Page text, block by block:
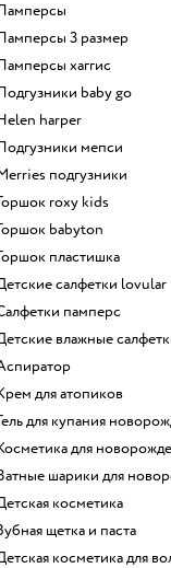
памперсы
памперсы 3 размер
памперсы хаггис
подгузники baby go
helen harper
подгузники мепси
merries подгузники
горшок roxy kids
горшок babyton
горшок пластишка
детские салфетки lovular
салфетки памперс
детские влажные
аспиратор
крем для атопиков
гель для купания
косметика для
ватные шарики для
детская косметика
зубная щетка и паста
детская косметика для